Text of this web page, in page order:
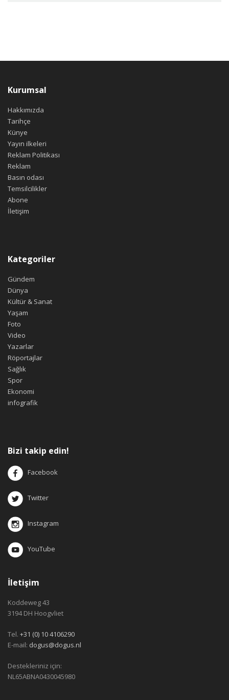
Kurumsal
Hakkımızda
Tarihçe
Künye
Yayın ilkeleri
Reklam Politikası
Reklam
Basın odası
Temsilcilikler
Abone
İletişim
Kategoriler
Gündem
Dünya
Kültür & Sanat
Yaşam
Foto
Video
Yazarlar
Röportajlar
Sağlık
Spor
Ekonomi
infografik
Bizi takip edin!
Facebook
Twitter
Instagram
YouTube
İletişim
Koddeweg 43
3194 DH Hoogvliet
Tel. +31 (0) 10 4106290
E-mail: dogus@dogus.nl
Destekleriniz için:
NL65ABNA0430045980